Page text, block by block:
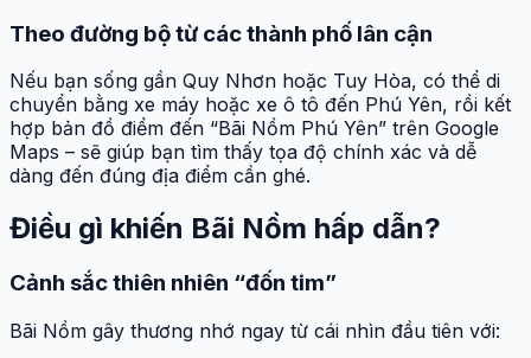
Theo đường bộ từ các thành phố lân cận
Nếu bạn sống gần Quy Nhơn hoặc Tuy Hòa, có thể di
chuyển bằng xe máy hoặc xe ô tô đến Phú Yên, rồi kết
hợp bản đồ điểm đến “Bãi Nồm Phú Yên” trên Google
Maps – sẽ giúp bạn tìm thấy tọa độ chính xác và dễ
dàng đến đúng địa điểm cần ghé.
Điều gì khiến Bãi Nồm hấp dẫn?
Cảnh sắc thiên nhiên “đốn tim”
Bãi Nồm gây thương nhớ ngay từ cái nhìn đầu tiên với: